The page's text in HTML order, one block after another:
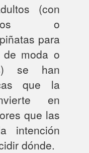
(con
o
para
de moda o
se han
que la
en
que las
intención
dónde.